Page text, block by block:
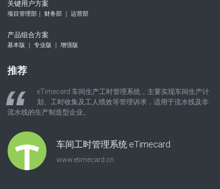
关键用户方案
项目管理部｜ 财务部 ｜ 运营部
产品组合方案
基本版 ｜ 专业版 ｜ 增强版
推荐
eTimecard 车间生产工时管理系统，主要实现车间生产计
划、工时收集及工人绩效等管理诉求，适用于流水线及非
流水线的生产制造型企业。
车间工时管理系统 eTimecard
www.etimecard.cn